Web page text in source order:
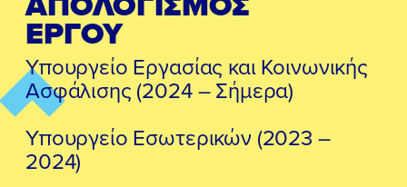
ΕΡΓΟΥ
Υπουργείο Εργασίας και Κοινωνικής
Ασφάλισης (2024 – Σήμερα)
Υπουργείο Εσωτερικών (2023 –
2024)